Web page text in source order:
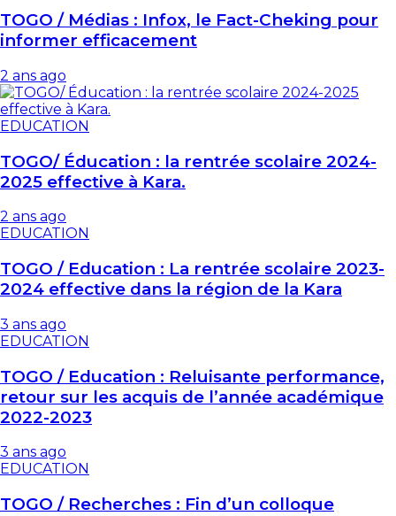
TOGO / Médias : Infox, le Fact-Cheking pour
informer efficacement
2 ans ago
EDUCATION
TOGO/ Éducation : la rentrée scolaire 2024-
2025 effective à Kara.
2 ans ago
EDUCATION
TOGO / Education : La rentrée scolaire 2023-
2024 effective dans la région de la Kara
3 ans ago
EDUCATION
TOGO / Education : Reluisante performance,
retour sur les acquis de l’année académique
2022-2023
3 ans ago
EDUCATION
TOGO / Recherches : Fin d’un colloque